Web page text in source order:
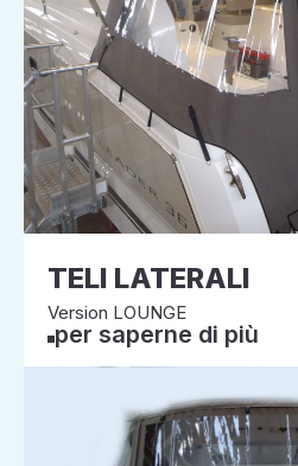
TELI LATERALI
Version LOUNGE
per saperne di più